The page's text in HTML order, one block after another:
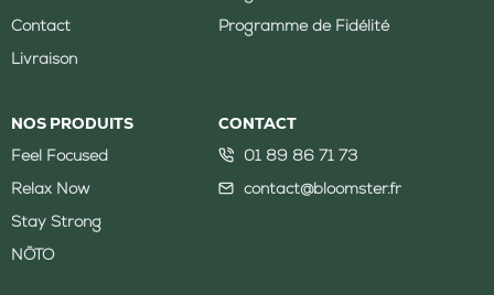
Contact
Livraison
Programme de Fidélité
NOS PRODUITS
Feel Focused
Relax Now
Stay Strong
NŌTO
CONTACT
01 89 86 71 73
contact@bloomster.fr